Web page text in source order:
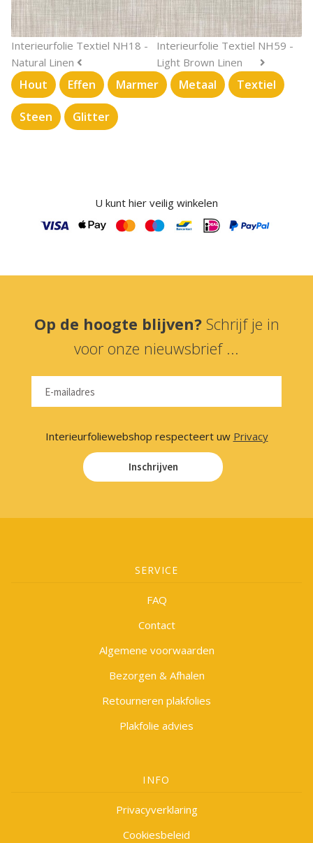
Interieurfolie Textiel NH18 -
Natural Linen
Interieurfolie Textiel NH59 -
Light Brown Linen
Hout Effen Marmer Metaal Textiel
Steen Glitter
U kunt hier veilig winkelen
Op de hoogte blijven? Schrijf je in
voor onze nieuwsbrief ...
Interieurfoliewebshop respecteert uw Privacy
Inschrijven
SERVICE
FAQ
Contact
Algemene voorwaarden
Bezorgen & Afhalen
Retourneren plakfolies
Plakfolie advies
INFO
Privacyverklaring
Cookiesbeleid